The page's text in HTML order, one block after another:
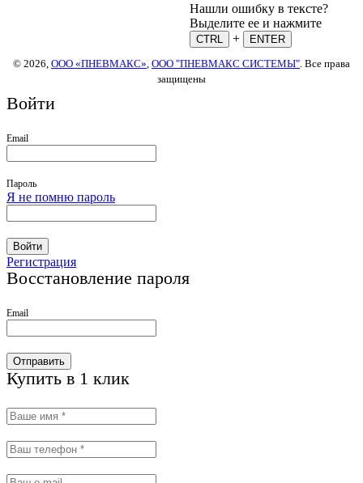
Нашли ошибку в тексте?
Выделите ее и нажмите
CTRL +
ENTER
© 2026, ООО «ПНЕВМАКС» ООО "ПНЕВМАКС СИСТЕМЫ" . Все права
защищены
Войти
Email
Пароль
Я не помню пароль
Войти
Регистрация
Восстановление пароля
Email
Отправить
Купить в 1 клик